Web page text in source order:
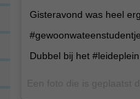
Gisteravond was heel erg
Dubbel bij het